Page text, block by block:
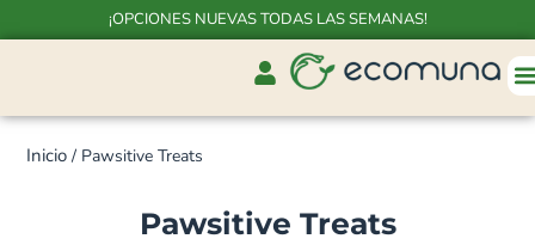
¡OPCIONES NUEVAS TODAS LAS SEMANAS!
Inicio / Pawsitive Treats
Pawsitive Treats